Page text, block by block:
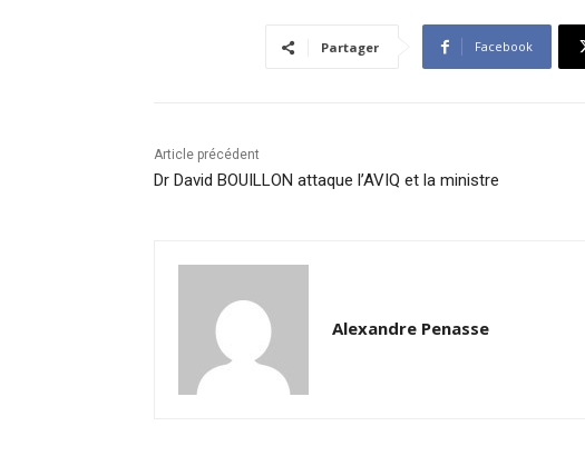
Partager Facebook
Article précédent
Dr David BOUILLON attaque l’AVIQ et la ministre
Alexandre Penasse